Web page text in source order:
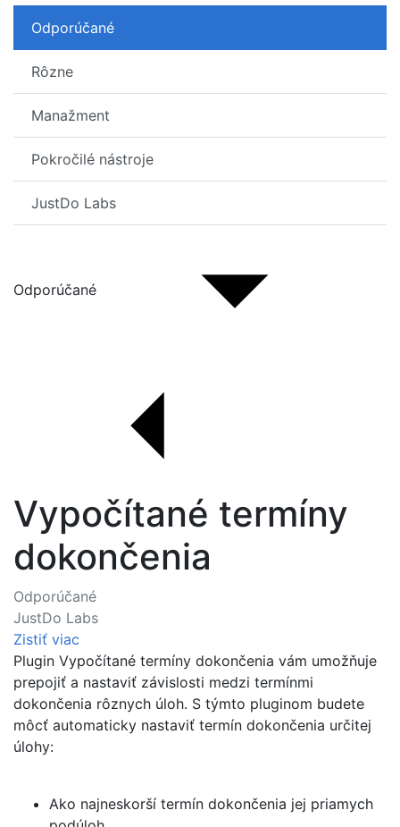
Odporúčané
Rôzne
Manažment
Pokročilé nástroje
JustDo Labs
Odporúčané
Vypočítané termíny
dokončenia
Odporúčané
JustDo Labs
Zistiť viac
Plugin Vypočítané termíny dokončenia vám umožňuje
prepojiť a nastaviť závislosti medzi termínmi
dokončenia rôznych úloh. S týmto pluginom budete
môcť automaticky nastaviť termín dokončenia určitej
úlohy:
Ako najneskorší termín dokončenia jej priamych